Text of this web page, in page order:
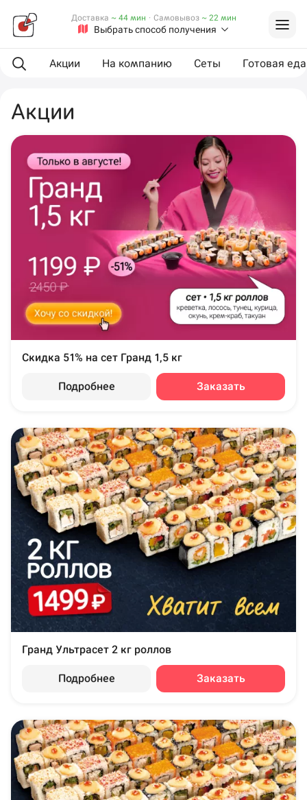
Выбрать способ получения
Доставка ~ 44 мин · Самовывоз ~ 22 мин
Акции На компанию Сеты Готовая еда
Акции
Скидка 51% на сет Гранд 1,5 кг
Подробнее Заказать
Гранд Ультрасет 2 кг роллов
Подробнее Заказать